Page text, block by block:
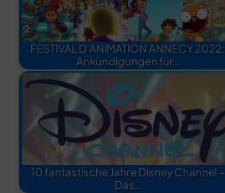
FESTIVAL D’ANIMATION ANNECY 2022:
Ankündigungen für…
10 fantastische Jahre Disney Channel –
Das…